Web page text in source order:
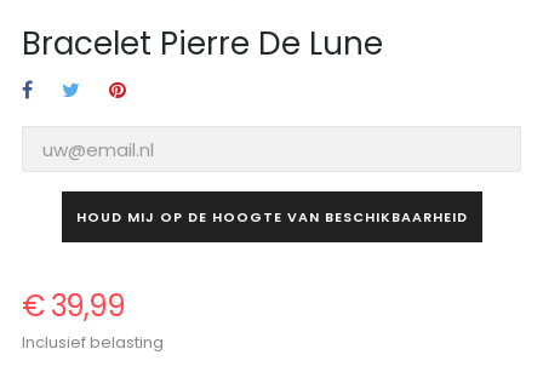
Bracelet Pierre De Lune
HOUD MIJ OP DE HOOGTE VAN BESCHIKBAARHEID
€ 39,99
Inclusief belasting